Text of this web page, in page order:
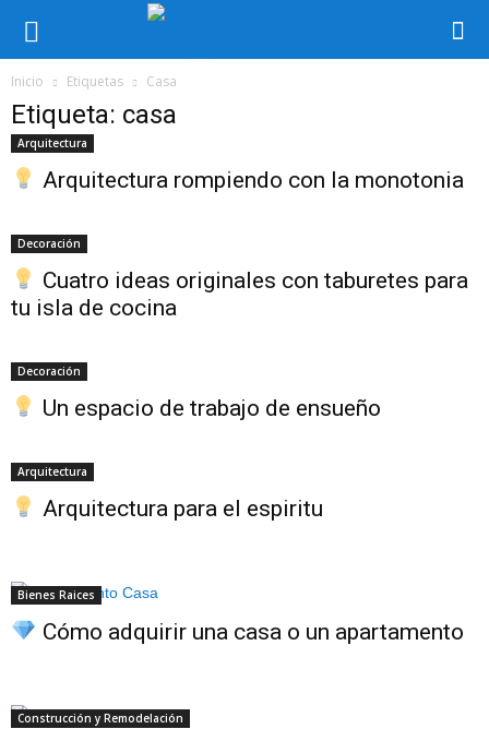
Inicio Etiquetas Casa
Etiqueta: casa
Arquitectura
Arquitectura rompiendo con la monotonia
Decoración
Cuatro ideas originales con taburetes para
tu isla de cocina
Decoración
Un espacio de trabajo de ensueño
Arquitectura
Arquitectura para el espiritu
Bienes Raices
Cómo adquirir una casa o un apartamento
Construcción y Remodelación